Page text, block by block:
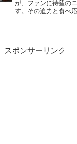
が、ファンに待望の
す。その迫力と食べ
スポンサーリンク